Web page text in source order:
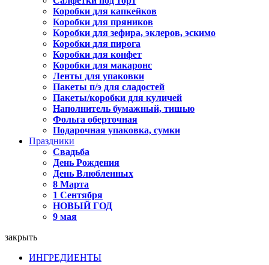
Коробки для капкейков
Коробки для пряников
Коробки для зефира, эклеров, эскимо
Коробки для пирога
Коробки для конфет
Коробки для макаронс
Ленты для упаковки
Пакеты п/э для сладостей
Пакеты/коробки для куличей
Наполнитель бумажный, тишью
Фольга оберточная
Подарочная упаковка, сумки
Праздники
Свадьба
День Рождения
День Влюбленных
8 Марта
1 Сентября
НОВЫЙ ГОД
9 мая
закрыть
ИНГРЕДИЕНТЫ